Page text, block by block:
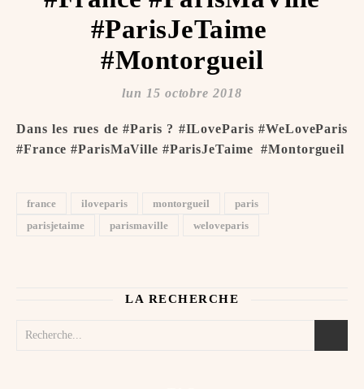
#ParisJeTaime ️
#Montorgueil
lun 15 octobre 2018
Dans les rues de #Paris ? #ILoveParis #WeLoveParis
#France #ParisMaVille #ParisJeTaime ️ #Montorgueil
france iloveparis montorgueil
paris
parisjetaime
parismaville weloveparis
LA RECHERCHE